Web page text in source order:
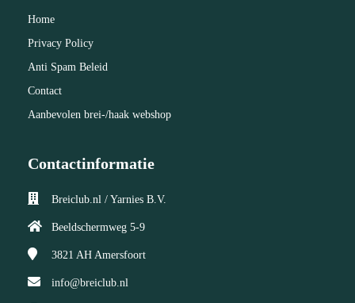
Home
Privacy Policy
Anti Spam Beleid
Contact
Aanbevolen brei-/haak webshop
Contactinformatie
Breiclub.nl / Yarnies B.V.
Beeldschermweg 5-9
3821 AH Amersfoort
info@breiclub.nl